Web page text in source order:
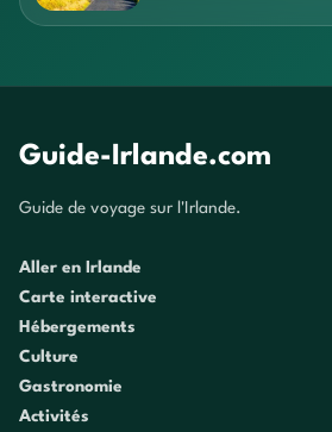
Guide-Irlande.com
Guide de voyage sur l'Irlande.
Aller en Irlande
Carte interactive
Hébergements
Culture
Gastronomie
Activités